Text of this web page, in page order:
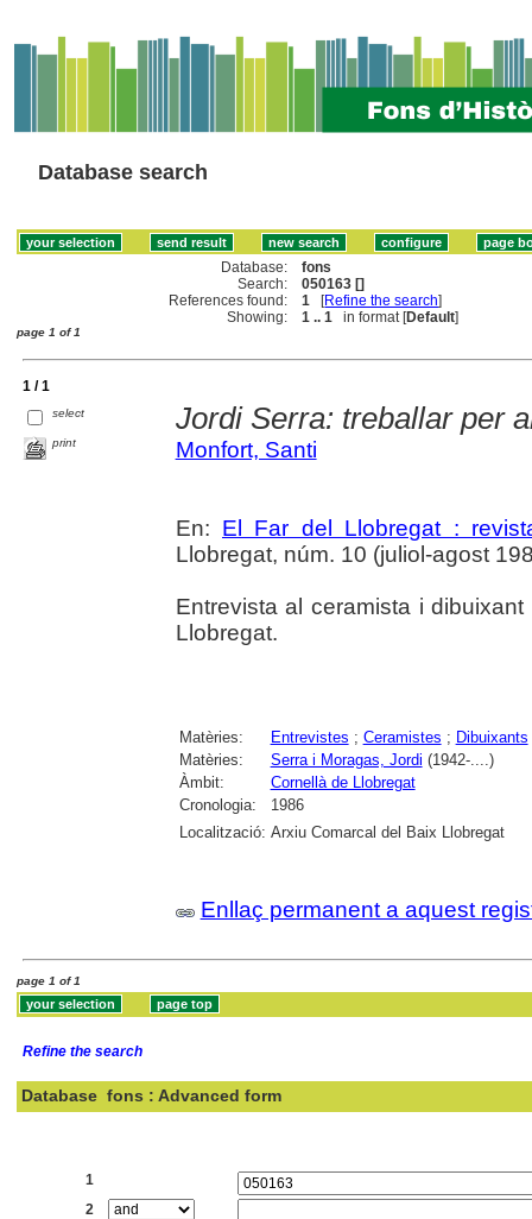
Database search
Database:
fons
Search:
050163 []
References found:
1 [Refine the search]
Showing:
1 .. 1 in format [Default]
page 1 of 1
1 / 1
select
print
Jordi Serra: treballar per
Monfort, Santi
En: El Far del Llobregat :
Llobregat, núm. 10 (juliol-agost
Entrevista al ceramista i
Llobregat.
Matèries: Entrevistes ; Ceramistes ; Dibuixants
Matèries:
Serra i Moragas, Jordi (1942-....)
Àmbit:
Cornellà de Llobregat
Cronologia:
1986
Localització: Arxiu Comarcal del Baix Llobregat
Enllaç permanent a aquest
page 1 of 1
Refine the search
Database fons : Advanced form
1
2